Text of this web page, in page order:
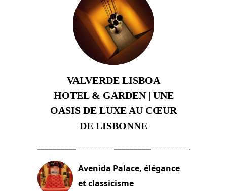
VALVERDE LISBOA
HOTEL & GARDEN | UNE
OASIS DE LUXE AU CŒUR
DE LISBONNE
Avenida Palace, élégance
et classicisme